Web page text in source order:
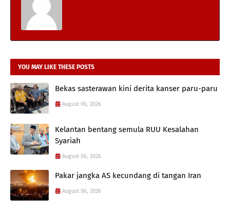
YOU MAY LIKE THESE POSTS
Bekas sasterawan kini derita kanser paru-paru
August 06, 2026
Kelantan bentang semula RUU Kesalahan
Syariah
August 06, 2026
Pakar jangka AS kecundang di tangan Iran
August 06, 2026